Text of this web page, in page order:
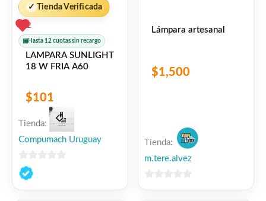
✓ Tienda Verificada
2
▣ Hasta 12 cuotas sin recargo
LAMPARA SUNLIGHT
18 W FRIA A60
$101
Tienda:
Compumach Uruguay
0
de
Lámpara artesanal
$1,500
Tienda:
m.tere.alvez